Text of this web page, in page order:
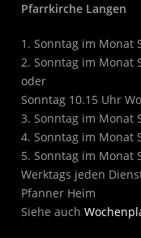
Pfarrkirche Langen
1. Sonntag im Monat
2. Sonntag im Monat
oder
Sonntag 10.15 Uhr
3. Sonntag im Monat
4. Sonntag im Monat
5. Sonntag im Monat
Werktags jeden
Pfanner Heim
Siehe auch